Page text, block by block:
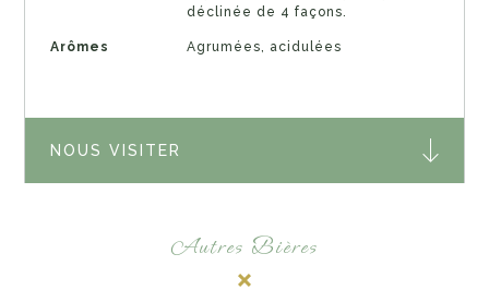
déclinée de 4 façons.
Arômes Agrumées, acidulées
NOUS VISITER
Autres Bières